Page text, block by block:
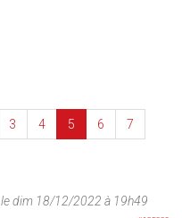
3 4 5 6 7
le dim 18/12/2022 à 19h49